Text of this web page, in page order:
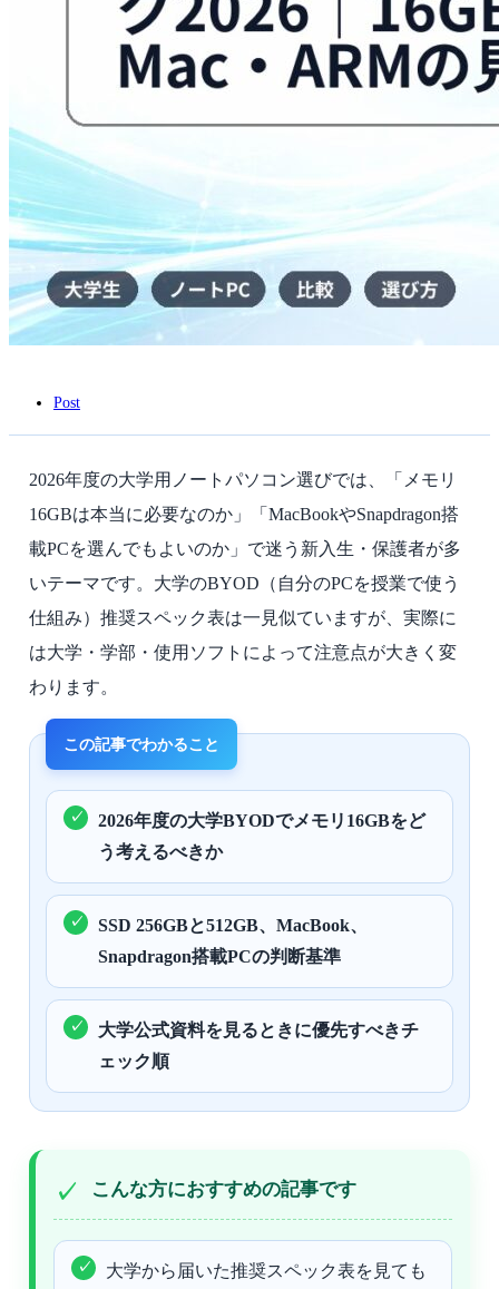
Post
2026年度の大学用ノートパソコン選びでは、「メモリ
16GBは本当に必要なのか」「MacBookやSnapdragon搭
載PCを選んでもよいのか」で迷う新入生・保護者が多
いテーマです。大学のBYOD（自分のPCを授業で使う
仕組み）推奨スペック表は一見似ていますが、実際に
は大学・学部・使用ソフトによって注意点が大きく変
わります。
2026年度の大学BYODでメモリ16GBをど
う考えるべきか
SSD 256GBと512GB、MacBook、
Snapdragon搭載PCの判断基準
大学公式資料を見るときに優先すべきチ
ェック順
こんな方におすすめの記事です
大学から届いた推奨スペック表を見ても